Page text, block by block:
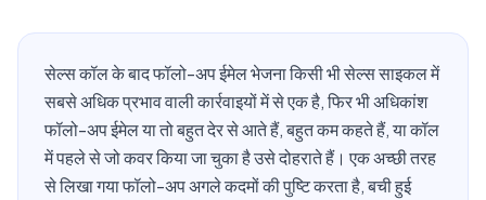
सेल्स कॉल के बाद फॉलो-अप ईमेल भेजना किसी भी सेल्स साइकल में
सबसे अधिक प्रभाव वाली कार्रवाइयों में से एक है, फिर भी अधिकांश
फॉलो-अप ईमेल या तो बहुत देर से आते हैं, बहुत कम कहते हैं, या कॉल
में पहले से जो कवर किया जा चुका है उसे दोहराते हैं। एक अच्छी तरह
से लिखा गया फॉलो-अप अगले कदमों की पुष्टि करता है, बची हुई